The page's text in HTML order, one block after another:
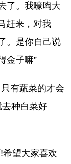
了。我嚎啕大
赶来，对我
。是你自己说
金子嘛”
有蔬菜的才会
去种白菜好
希望大家喜欢